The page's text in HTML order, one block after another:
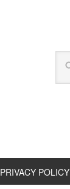
PRIVACY POLICY